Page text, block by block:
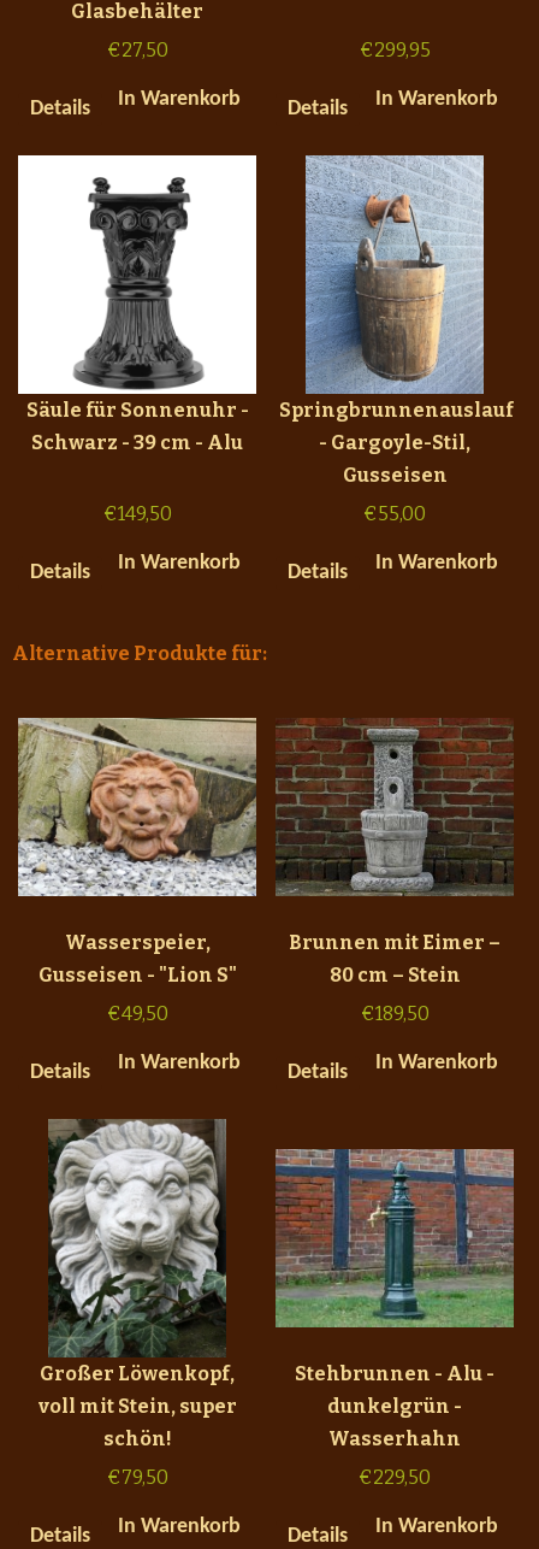
Glasbehälter
€27,50
Details In Warenkorb
€299,95
Details In Warenkorb
Säule für Sonnenuhr -
Schwarz - 39 cm - Alu
€149,50
Details In Warenkorb
Springbrunnenauslauf
- Gargoyle-Stil,
Gusseisen
€55,00
Details In Warenkorb
Alternative Produkte für:
Wasserspeier,
Gusseisen - "Lion S"
€49,50
Details In Warenkorb
Brunnen mit Eimer –
80 cm – Stein
€189,50
Details In Warenkorb
Großer Löwenkopf,
voll mit Stein, super
schön!
€79,50
Details In Warenkorb
Stehbrunnen - Alu -
dunkelgrün -
Wasserhahn
€229,50
Details In Warenkorb